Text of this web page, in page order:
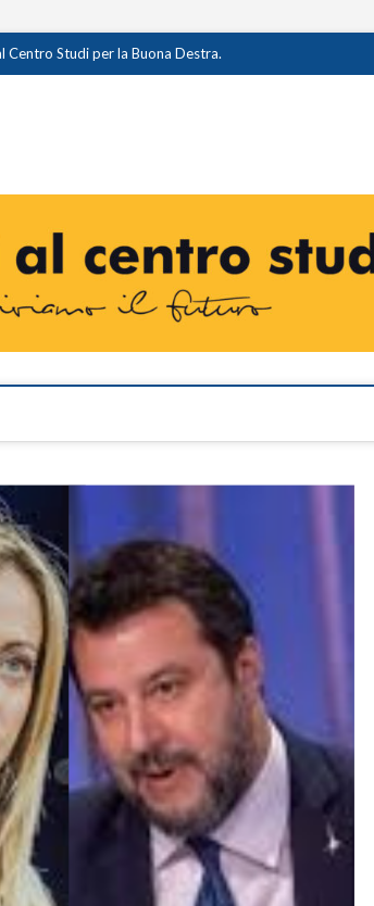
Centro Studi per la Buona Destra.